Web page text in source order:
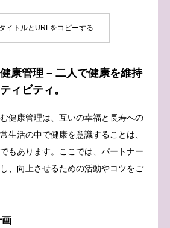
イトルとURLをコピーする
康管理 – 二人で健康を維持
ィビティ。
健康管理は、互いの幸福と長寿への
生活の中で健康を意識することは、
もあります。ここでは、パートナー
、向上させるための活動やコツをご
画